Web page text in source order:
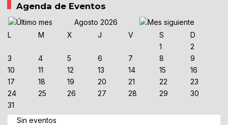
Agenda de Eventos
Agosto 2026
L
M X J V S
D
1
2
3
4 5 6 7 8
9
10
11 12 13 14 15
16
17
18 19 20 21 22
23
24
25 26 27 28 29
30
31
Sin eventos